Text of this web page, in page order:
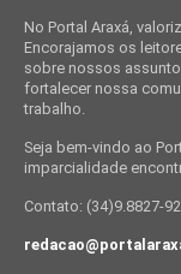
No Portal Araxá,
Encorajamos os
sobre nossos
fortalecer nossa
trabalho.
Seja bem-vindo ao
imparcialidade
Contato: (34)9.8827-